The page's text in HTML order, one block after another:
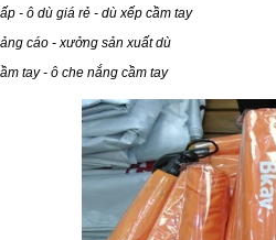
- ô dù giá rẻ- dù xếp cầm tay
cáo-xưởng sản xuất dù
tay- ô che nắng cầm tay